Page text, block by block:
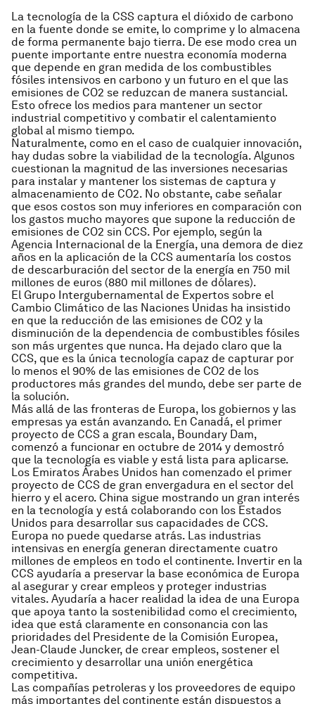
La tecnología de la CSS captura el dióxido de carbono
en la fuente donde se emite, lo comprime y lo almacena
de forma permanente bajo tierra. De ese modo crea un
puente importante entre nuestra economía moderna
que depende en gran medida de los combustibles
fósiles intensivos en carbono y un futuro en el que las
emisiones de CO2 se reduzcan de manera sustancial.
Esto ofrece los medios para mantener un sector
industrial competitivo y combatir el calentamiento
global al mismo tiempo.
Naturalmente, como en el caso de cualquier innovación,
hay dudas sobre la viabilidad de la tecnología. Algunos
cuestionan la magnitud de las inversiones necesarias
para instalar y mantener los sistemas de captura y
almacenamiento de CO2. No obstante, cabe señalar
que esos costos son muy inferiores en comparación con
los gastos mucho mayores que supone la reducción de
emisiones de CO2 sin CCS. Por ejemplo, según la
Agencia Internacional de la Energía, una demora de diez
años en la aplicación de la CCS aumentaría los costos
de descarburación del sector de la energía en 750 mil
millones de euros (880 mil millones de dólares).
El Grupo Intergubernamental de Expertos sobre el
Cambio Climático de las Naciones Unidas ha insistido
en que la reducción de las emisiones de CO2 y la
disminución de la dependencia de combustibles fósiles
son más urgentes que nunca. Ha dejado claro que la
CCS, que es la única tecnología capaz de capturar por
lo menos el 90% de las emisiones de CO2 de los
productores más grandes del mundo, debe ser parte de
la solución.
Más allá de las fronteras de Europa, los gobiernos y las
empresas ya están avanzando. En Canadá, el primer
proyecto de CCS a gran escala, Boundary Dam,
comenzó a funcionar en octubre de 2014 y demostró
que la tecnología es viable y está lista para aplicarse.
Los Emiratos Árabes Unidos han comenzado el primer
proyecto de CCS de gran envergadura en el sector del
hierro y el acero. China sigue mostrando un gran interés
en la tecnología y está colaborando con los Estados
Unidos para desarrollar sus capacidades de CCS.
Europa no puede quedarse atrás. Las industrias
intensivas en energía generan directamente cuatro
millones de empleos en todo el continente. Invertir en la
CCS ayudaría a preservar la base económica de Europa
al asegurar y crear empleos y proteger industrias
vitales. Ayudaría a hacer realidad la idea de una Europa
que apoya tanto la sostenibilidad como el crecimiento,
idea que está claramente en consonancia con las
prioridades del Presidente de la Comisión Europea,
Jean-Claude Juncker, de crear empleos, sostener el
crecimiento y desarrollar una unión energética
competitiva.
Las compañías petroleras y los proveedores de equipo
más importantes del continente están dispuestos a